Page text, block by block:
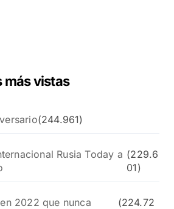
más vistas
(244.961)
Rusia Today a (229.6
01)
2022 que nunca
(224.72